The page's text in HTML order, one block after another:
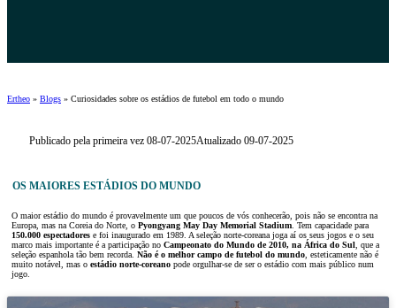
Ertheo » Blogs » Curiosidades sobre os estádios de futebol em todo o mundo
Publicado pela primeira vez 08-07-2025Atualizado 09-07-2025
OS MAIORES ESTÁDIOS DO MUNDO
O maior estádio do mundo é provavelmente um que poucos de vós conhecerão, pois não se encontra na
Europa, mas na Coreia do Norte, o Pyongyang May Day Memorial Stadium. Tem capacidade para
150.000 espectadores e foi inaugurado em 1989. A seleção norte-coreana joga aí os seus jogos e o seu
marco mais importante é a participação no Campeonato do Mundo de 2010, na África do Sul, que a
seleção espanhola tão bem recorda. Não é o melhor campo de futebol do mundo, esteticamente não é
muito notável, mas o estádio norte-coreano pode orgulhar-se de ser o estádio com mais público num
jogo.